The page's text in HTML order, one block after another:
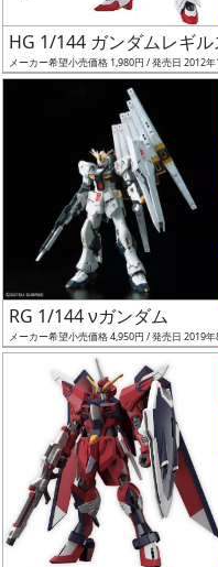
リ
ー
グ
レ
ー
ー
ル
HG 1/144 ガンダムレギル
メーカー希望小売価格 1,980円 / 発売日 2012年
RG 1/144 νガンダム
メーカー希望小売価格 4,950円 / 発売日 2019年